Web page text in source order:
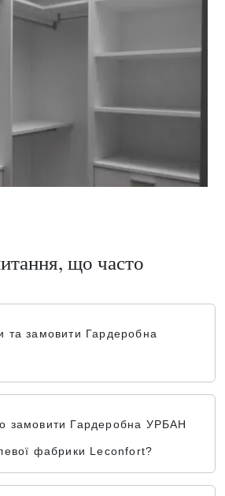
що часто
та замовити Гардеробна
замовити Гардеробна УРБАН
фабрики Leconfort?